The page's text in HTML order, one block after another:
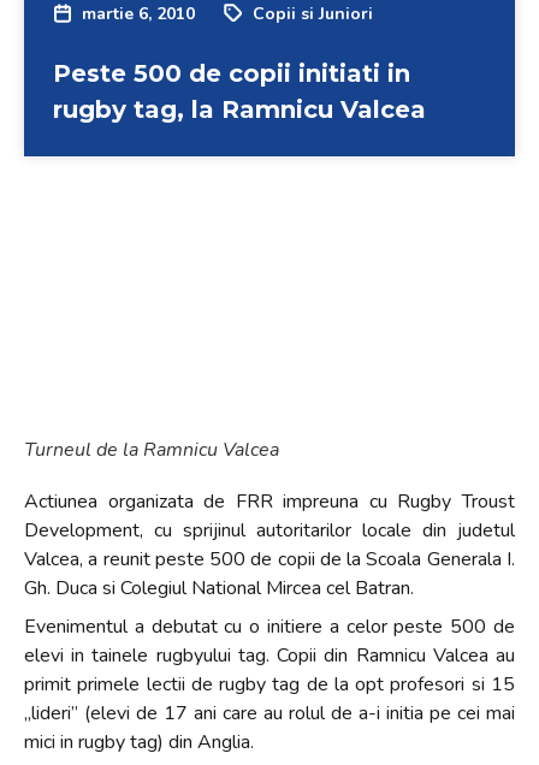
martie 6, 2010 Copii si Juniori
Peste 500 de copii initiati in
rugby tag, la Ramnicu Valcea
Turneul de la Ramnicu Valcea
Actiunea organizata de FRR impreuna cu Rugby Troust
Development, cu sprijinul autoritarilor locale din judetul
Valcea, a reunit peste 500 de copii de la Scoala Generala I.
Gh. Duca si Colegiul National Mircea cel Batran.
Evenimentul a debutat cu o initiere a celor peste 500 de
elevi in tainele rugbyului tag. Copii din Ramnicu Valcea au
primit primele lectii de rugby tag de la opt profesori si 15
„lideri” (elevi de 17 ani care au rolul de a-i initia pe cei mai
mici in rugby tag) din Anglia.